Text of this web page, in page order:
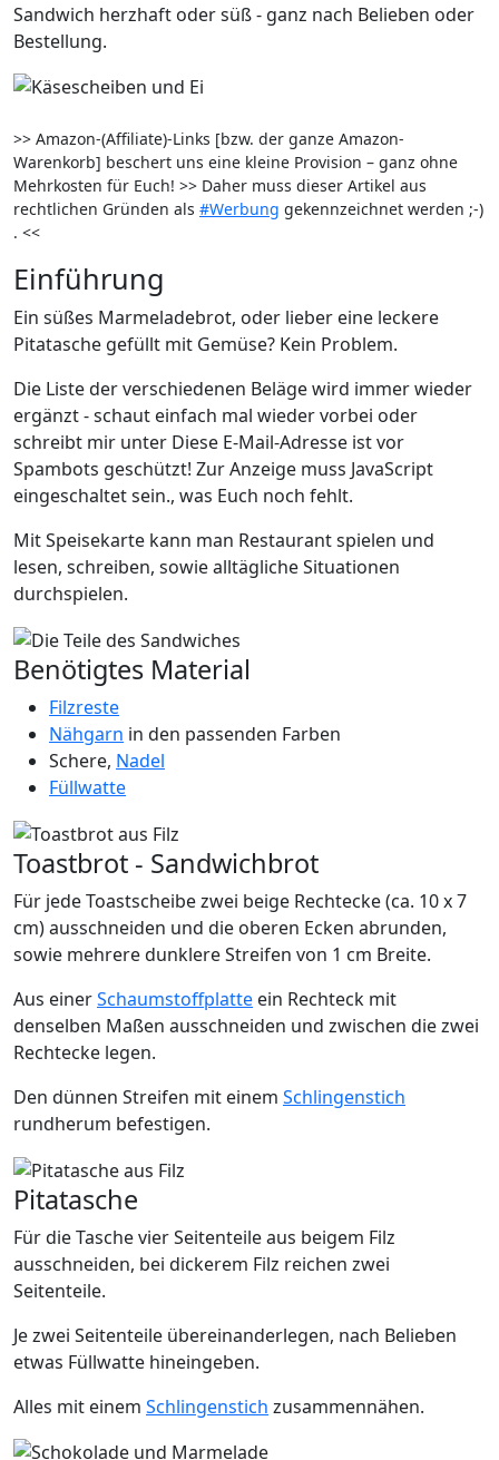
Sandwich herzhaft oder süß - ganz nach Belieben oder
Bestellung.
>> Amazon-(Affiliate)-Links [bzw. der ganze Amazon-
Warenkorb] beschert uns eine kleine Provision – ganz ohne
Mehrkosten für Euch! >> Daher muss dieser Artikel aus
rechtlichen Gründen als #Werbung gekennzeichnet werden ;-)
. <<
Einführung
Ein süßes Marmeladebrot, oder lieber eine leckere
Pitatasche gefüllt mit Gemüse? Kein Problem.
Die Liste der verschiedenen Beläge wird immer wieder
ergänzt - schaut einfach mal wieder vorbei oder
schreibt mir unter Diese E-Mail-Adresse ist vor
Spambots geschützt! Zur Anzeige muss JavaScript
eingeschaltet sein., was Euch noch fehlt.
Mit Speisekarte kann man Restaurant spielen und
lesen, schreiben, sowie alltägliche Situationen
durchspielen.
Benötigtes Material
Filzreste
Nähgarn in den passenden Farben
Schere, Nadel
Füllwatte
Toastbrot - Sandwichbrot
Für jede Toastscheibe zwei beige Rechtecke (ca. 10 x 7
cm) ausschneiden und die oberen Ecken abrunden,
sowie mehrere dunklere Streifen von 1 cm Breite.
Aus einerSchaumstoffplatte ein Rechteck mit
denselben Maßen ausschneiden und zwischen die zwei
Rechtecke legen.
Den dünnen Streifen mit einem Schlingenstich
rundherum befestigen.
Pitatasche
Für die Tasche vier Seitenteile aus beigem Filz
ausschneiden, bei dickerem Filz reichen zwei
Seitenteile.
Je zwei Seitenteile übereinanderlegen, nach Belieben
etwas Füllwatte hineingeben.
Alles mit einem Schlingenstich zusammennähen.